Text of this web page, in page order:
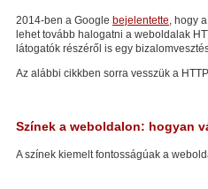
2014-ben a Google bejelentette, hogy
lehet tovább halogatni a weboldalak
látogatók részéről is egy
Az alábbi cikkben sorra vesszük a
Színek a weboldalon: hogyan
A színek kiemelt fontosságúak a